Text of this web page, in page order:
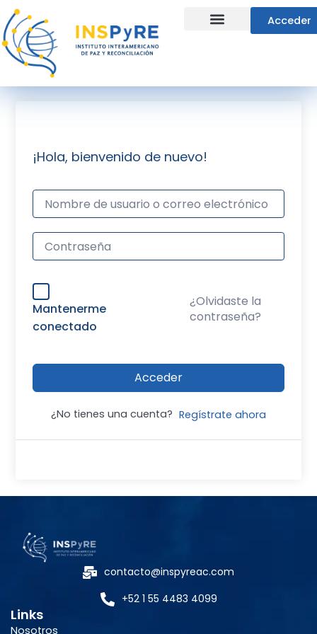
al
contenido
Acceder
¡Hola, bienvenido de nuevo!
Mantenerme
conectado
¿Olvidaste la
contraseña?
Acceder
¿No tienes una cuenta? Regístrate ahora
contacto@inspyreac.com
+52 1 55 4483 4099
Links
Nosotros